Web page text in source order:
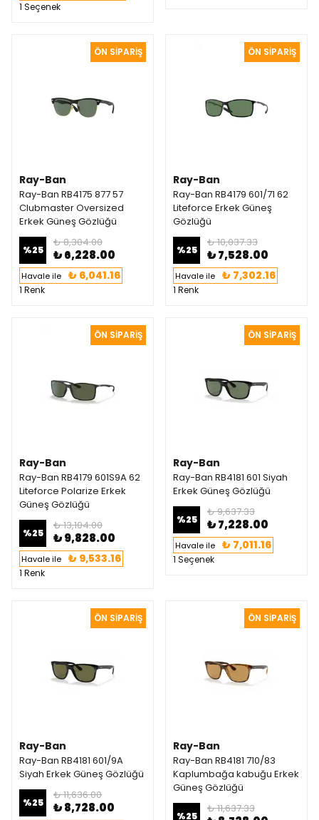
1 Seçenek
Ray-Ban
Ray-Ban RB4175 877 57
Clubmaster Oversized
Erkek Güneş Gözlüğü
%25
₺ 8,304.00
₺ 6,228.00
Havale ile ₺ 6,041.16
1 Renk
Ray-Ban
Ray-Ban RB4179 601/71 62
Liteforce Erkek Güneş
Gözlüğü
%25
₺ 10,037.33
₺ 7,528.00
Havale ile ₺ 7,302.16
1 Renk
Ray-Ban
Ray-Ban RB4179 601S9A 62
Liteforce Polarize Erkek
Güneş Gözlüğü
%25
₺ 13,104.00
₺ 9,828.00
Havale ile ₺ 9,533.16
1 Renk
Ray-Ban
Ray-Ban RB4181 601 Siyah
Erkek Güneş Gözlüğü
%25
₺ 9,637.33
₺ 7,228.00
Havale ile ₺ 7,011.16
1 Seçenek
Ray-Ban
Ray-Ban RB4181 601/9A
Siyah Erkek Güneş Gözlüğü
%25
₺ 11,636.00
₺ 8,728.00
Ray-Ban
Ray-Ban RB4181 710/83
Kaplumbağa kabuğu Erkek
Güneş Gözlüğü
%25
₺ 11,637.33